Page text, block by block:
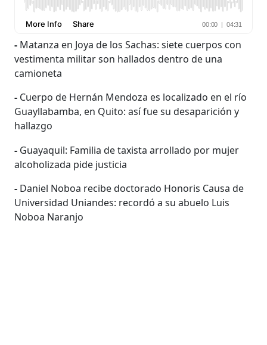
- Matanza en Joya de los Sachas: siete cuerpos con
vestimenta militar son hallados dentro de una
camioneta
- Cuerpo de Hernán Mendoza es localizado en el río
Guayllabamba, en Quito: así fue su desaparición y
hallazgo
- Guayaquil: Familia de taxista arrollado por mujer
alcoholizada pide justicia
- Daniel Noboa recibe doctorado Honoris Causa de
Universidad Uniandes: recordó a su abuelo Luis
Noboa Naranjo